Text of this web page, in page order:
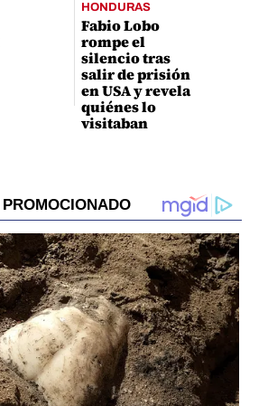
HONDURAS
Fabio Lobo
rompe el
silencio tras
salir de prisión
en USA y revela
quiénes lo
visitaban